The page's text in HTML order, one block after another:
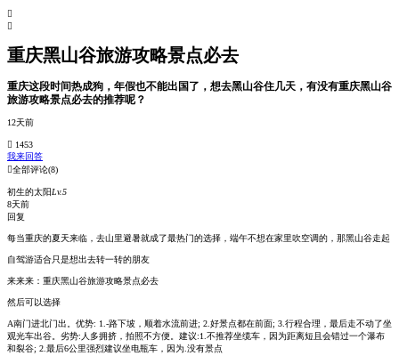


重庆黑山谷旅游攻略景点必去
重庆这段时间热成狗，年假也不能出国了，想去黑山谷住几天，有没有重庆黑山谷
旅游攻略景点必去的推荐呢？
12天前
 1453
我来回答
全部评论(8)
初生的太阳Lv.5
8天前
回复
每当重庆的夏天来临，去山里避暑就成了最热门的选择，端午不想在家里吹空调的，那黑山谷走起
自驾游适合只是想出去转一转的朋友
来来来：重庆黑山谷旅游攻略景点必去
然后可以选择
A南门进北门出。优势: 1.-路下坡，顺着水流前进; 2.好景点都在前面; 3.行程合理，最后走不动了坐
观光车出谷。劣势:人多拥挤，拍照不方便。建议:1.不推荐坐缆车，因为距离短且会错过一个瀑布
和裂谷; 2.最后6公里强烈建议坐电瓶车，因为.没有景点